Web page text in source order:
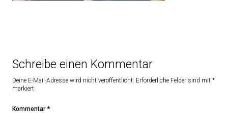
Schreibe einen Kommentar
Deine E-Mail-Adresse wird nicht veröffentlicht. Erforderliche Felder sind mit *
markiert
Kommentar *